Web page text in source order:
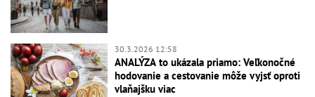
30.3.2026 12:58
ANALÝZA to ukázala priamo: Veľkonočné
hodovanie a cestovanie môže vyjsť oproti
vlaňajšku viac